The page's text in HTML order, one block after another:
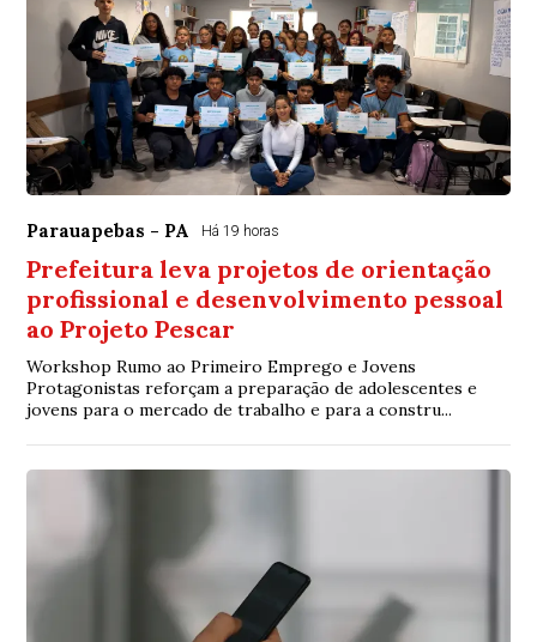
Parauapebas - PA Há 19 horas
Prefeitura leva projetos de orientação
profissional e desenvolvimento pessoal
ao Projeto Pescar
Workshop Rumo ao Primeiro Emprego e Jovens
Protagonistas reforçam a preparação de adolescentes e
jovens para o mercado de trabalho e para a constru...